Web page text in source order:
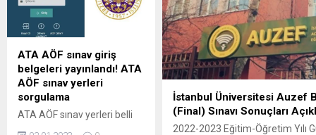
final sınavları ise 27-28
Mayıs 2023 tarihlerinde
düzenlenecek. AÖF Bahar
Dönemi Ara Sınavları
Çevrimiçi (Online) olarak
https://esinav.anadolu.edu.tr
adresi üzerinden
gerçekleştirilecek. SINAVA
GİRİŞ İÇİN TIKLAYIN:...
alınmayacağı duyuruldu. AÖF
YENİLEME İŞLEMİ NASIL
Açıköğretim, İktisat ve İşletme
Bahar...
ATA AÖF sınav giriş
belgeleri yayınlandı! ATA
AÖF sınav yerleri
sorgulama
ATA AÖF sınav yerleri belli
oldu. Açıköğretim
İstanbul Üniversitesi Auzef
(Final) Sınavı Sonuçları
2022-2023 Eğitim-Öğretim Yılı